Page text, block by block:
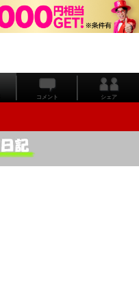
コメント シェア